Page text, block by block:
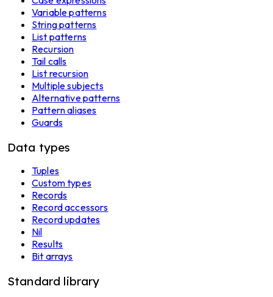
Variable patterns
String patterns
List patterns
Recursion
Tail calls
List recursion
Multiple subjects
Alternative patterns
Pattern aliases
Guards
Data types
Tuples
Custom types
Records
Record accessors
Record updates
Nil
Results
Bit arrays
Standard library